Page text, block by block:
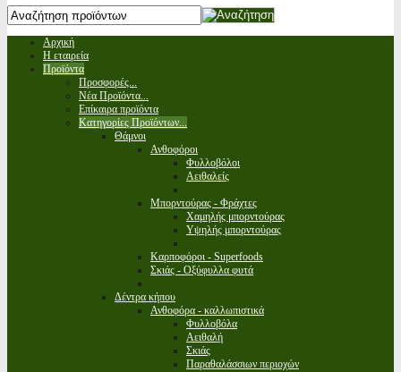
Αρχική
Η εταιρεία
Προϊόντα
Προσφορές...
Νέα Προϊόντα...
Επίκαιρα προϊόντα
Κατηγορίες Προϊόντων...
Θάμνοι
Ανθοφόροι
Φυλλοβόλοι
Αειθαλείς
Μπορντούρας - Φράχτες
Χαμηλής μπορντούρας
Υψηλής μπορντούρας
Καρποφόροι - Superfoods
Σκιάς - Οξύφυλλα φυτά
Δέντρα κήπου
Ανθοφόρα - καλλωπιστικά
Φυλλοβόλα
Αειθαλή
Σκιάς
Παραθαλάσσιων περιοχών